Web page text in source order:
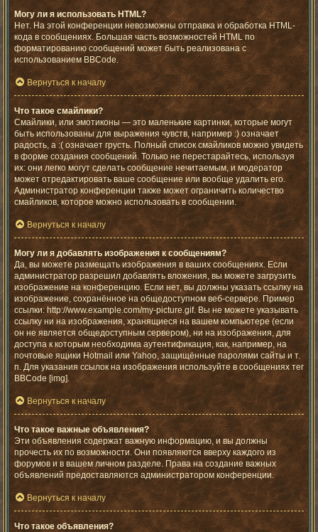
Могу ли я использовать HTML?
Нет. На этой конференции невозможны отправка и обработка HTML-
кода в сообщениях. Большая часть возможностей HTML по
форматированию сообщений может быть реализована с
использованием BBCode.
Вернуться к началу
Что такое смайлики?
Смайлики, или эмотиконы — это маленькие картинки, которые могут
быть использованы для выражения чувств, например :) означает
радость, а :( означает грусть. Полный список смайликов можно увидеть
в форме создания сообщений. Только не перестарайтесь, используя
их: они легко могут сделать сообщение нечитаемым, и модератор
может отредактировать ваше сообщение или вообще удалить его.
Администратор конференции также может ограничить количество
смайликов, которое можно использовать в сообщении.
Вернуться к началу
Могу ли я добавлять изображения к сообщениям?
Да, вы можете размещать изображения в ваших сообщениях. Если
администратор разрешил добавлять вложения, вы можете загрузить
изображение на конференцию. Если нет, вы должны указать ссылку на
изображение, сохранённое на общедоступном веб-сервере. Пример
ссылки: http://www.example.com/my-picture.gif. Вы не можете указывать
ссылку ни на изображения, хранящиеся на вашем компьютере (если
он не является общедоступным сервером), ни на изображения, для
доступа к которым необходима аутентификация, как, например, на
почтовые ящики Hotmail или Yahoo, защищённые паролями сайты и т.
п. Для указания ссылок на изображения используйте в сообщениях тег
BBCode [img].
Вернуться к началу
Что такое важные объявления?
Эти объявления содержат важную информацию, и вы должны
прочесть их по возможности. Они появляются вверху каждого из
форумов и в вашем личном разделе. Права на создание важных
объявлений предоставляются администратором конференции.
Вернуться к началу
Что такое объявления?